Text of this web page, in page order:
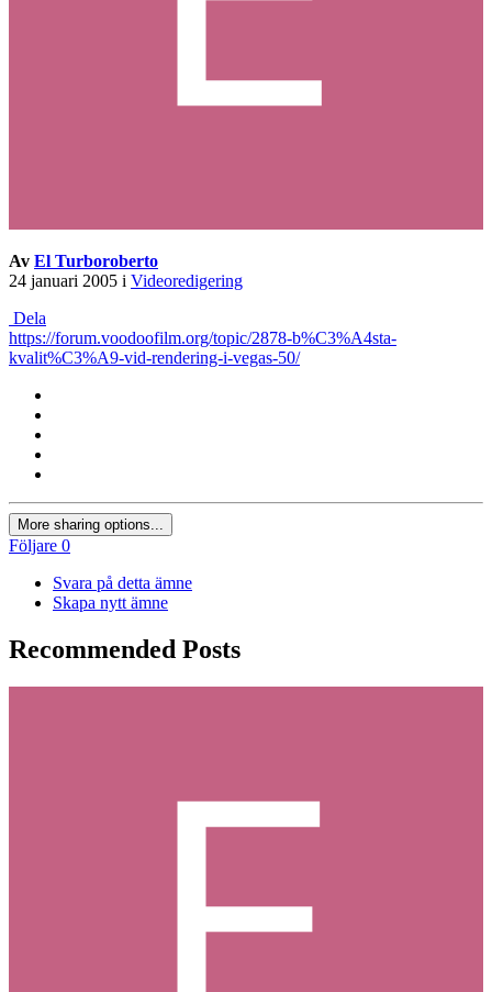
Av El Turboroberto
24 januari 2005 i Videoredigering
Dela
https://forum.voodoofilm.org/topic/2878-b%C3%A4sta-
kvalit%C3%A9-vid-rendering-i-vegas-50/
More sharing options...
Följare 0
Svara på detta ämne
Skapa nytt ämne
Recommended Posts